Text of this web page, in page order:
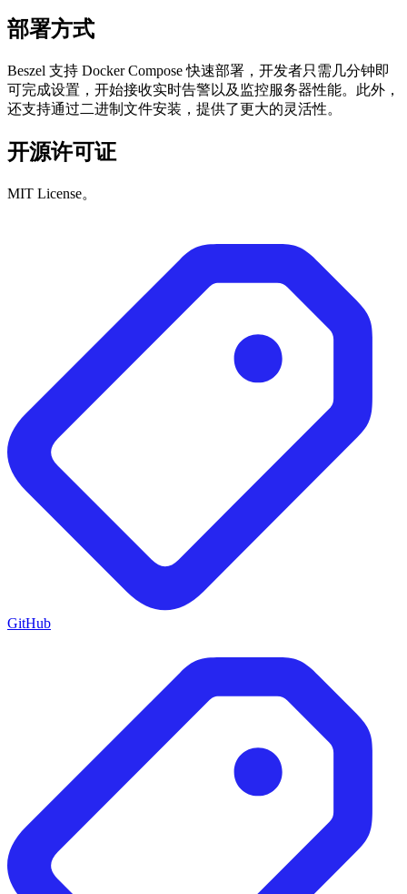
部署方式
Beszel 支持 Docker Compose 快速部署，开发者只需几分钟即
可完成设置，开始接收实时告警以及监控服务器性能。此外，
还支持通过二进制文件安装，提供了更大的灵活性。
开源许可证
MIT License。
GitHub